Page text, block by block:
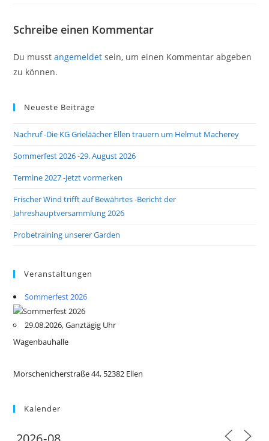
Schreibe einen Kommentar
Du musstangemeldet sein, um einen Kommentar abgeben
zu können.
Neueste Beiträge
Nachruf -Die KG Grieläächer Ellen trauern um Helmut Macherey
Sommerfest 2026 -29. August 2026
Termine 2027 -Jetzt vormerken
Frischer Wind trifft auf Bewährtes -Bericht der
Jahreshauptversammlung 2026
Probetraining unserer Garden
Veranstaltungen
Sommerfest 2026
29.08.2026, Ganztägig Uhr
Wagenbauhalle
Morschenicherstraße 44, 52382 Ellen
Kalender